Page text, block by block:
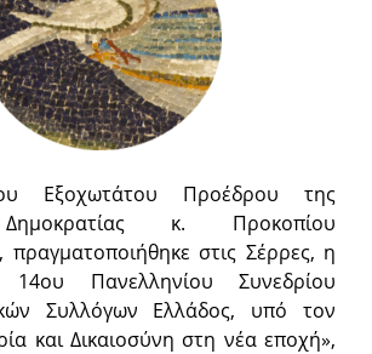
Εξοχωτάτου Προέδρου της
κ. Προκοπίου
στις Σέρρες, η
Πανελληνίου Συνεδρίου
Συλλόγων Ελλάδος, υπό τον
και Δικαιοσύνη στη νέα εποχή»,